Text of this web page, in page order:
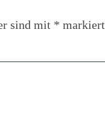
sind mit * markiert